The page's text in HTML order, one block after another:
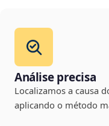
Análise precisa
Localizamos a causa
aplicando o método